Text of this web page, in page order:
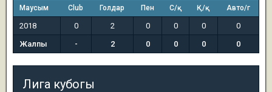
Маусым Club Голдар Пен С/қ Қ/қ Авто/г
2018 0 2 0 0 0
0
Жалпы
- 2 0 0 0 0
Лига кубогы